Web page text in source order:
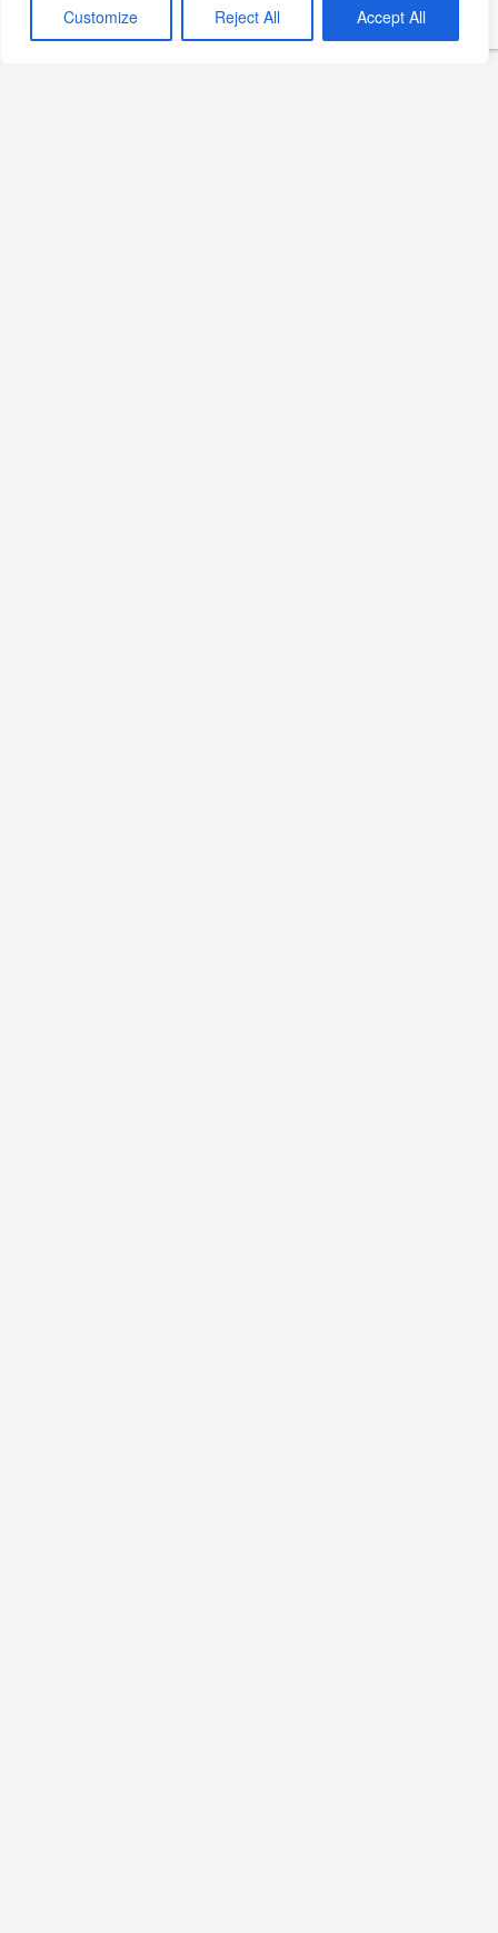
Customize Reject All Accept All
Tarifi
Devamını Oku »